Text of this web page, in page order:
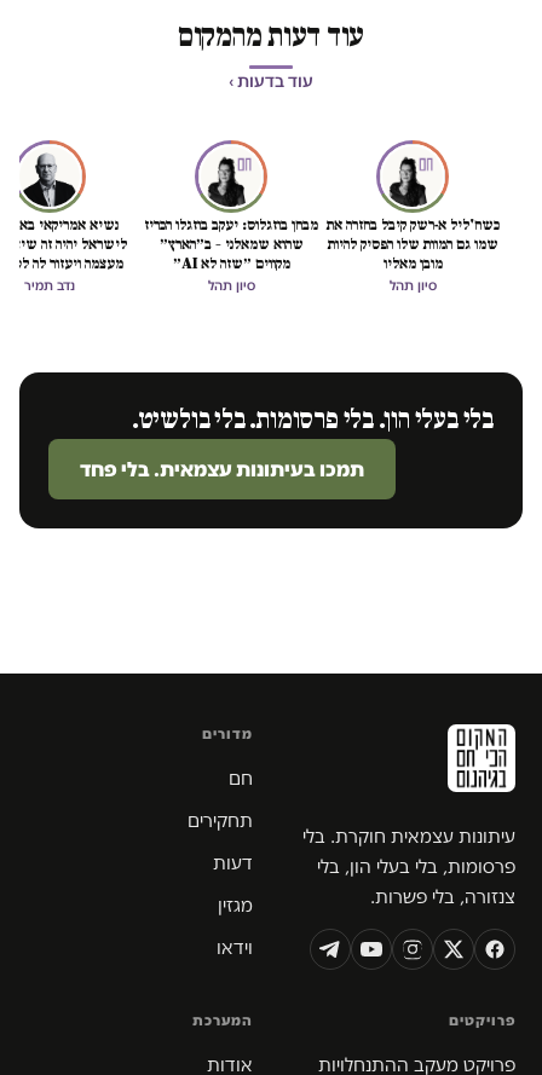
עוד דעות מהמקום
עוד בדעות ›
כשח'ליל א-רשק קיבל בחזרה את
שמו גם המוות שלו הפסיק להיות
מובן מאליו
סיון תהל
מבחן בוזגלוס: יעקב בוזגלו הכריז
שהוא שמאלני – ב״הארץ״
מקווים ״שזה לא AI״
סיון תהל
נשיא אמריקאי באמת
לישראל יהיה זה
מעצמה ויעזור לה
הכיבוש
נדב תמיר
בלי בעלי הון. בלי פרסומות. בלי בולשיט.
תמכו בעיתונות עצמאית. בלי פחד
עיתונות עצמאית חוקרת. בלי
פרסומות, בלי בעלי הון, בלי
צנזורה, בלי פשרות.
מדורים
חם
תחקירים
דעות
מגזין
וידאו
פרויקטים
פרויקט מעקב ההתנחלויות
המערכת
אודות